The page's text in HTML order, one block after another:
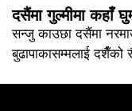
दसैंमा गुल्मीमा कहाँ
सन्जु काउछा दसैंमा
बुढापाकासम्मलाई